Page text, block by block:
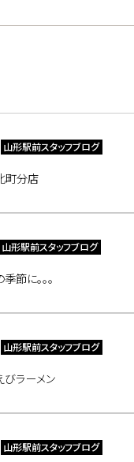
山形駅前スタッフブログ
町分店
山形駅前スタッフブログ
節に。。。
山形駅前スタッフブログ
ラーメン
山形駅前スタッフブログ